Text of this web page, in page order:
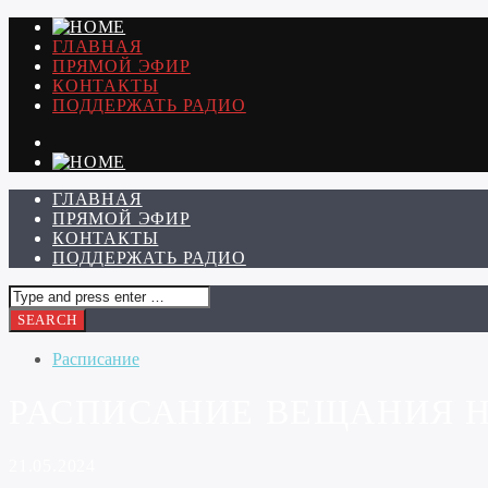
ГЛАВНАЯ
ПРЯМОЙ ЭФИР
КОНТАКТЫ
ПОДДЕРЖАТЬ РАДИО
ГЛАВНАЯ
ПРЯМОЙ ЭФИР
КОНТАКТЫ
ПОДДЕРЖАТЬ РАДИО
Расписание